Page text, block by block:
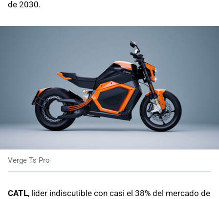
de 2030.
Verge Ts Pro
CATL, líder indiscutible con casi el 38% del mercado de